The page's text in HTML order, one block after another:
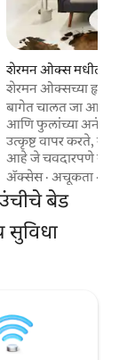
रेटिंग, 448 रिव्ह्यूज
शेरमन ओक्स मधील
शेरमन ओक्सच्या
बागेत चालत जा आणि
आणि फुलांच्या अनंत
उत्कृष्ट वापर करते,
आहे जे चवदारपणे
सौंदर्याची पूर्तता करते. हे अनिश्चित वातावरण
पाहता, तुमचे
सुरक्षित आणि स्वच्छ
मी अत्यंत खबरदारी
पृष्ठभागाच्या
शेरमन ओक्स, सीएच्या
आरामदायक,
आणि आराम करा –
ॲक्सेस·अचूकता ·
बेड
सुविधा